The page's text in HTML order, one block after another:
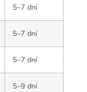
5–7 dní
5–7 dní
5–7 dní
5–9 dní